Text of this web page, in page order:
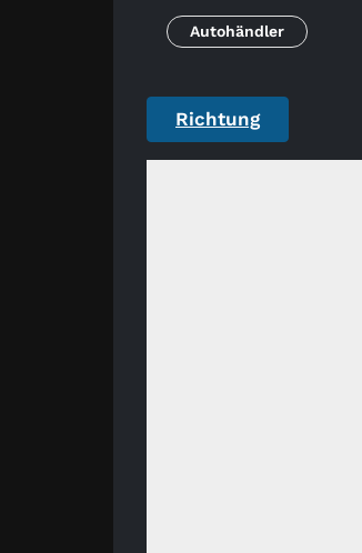
Autohändler
Richtung